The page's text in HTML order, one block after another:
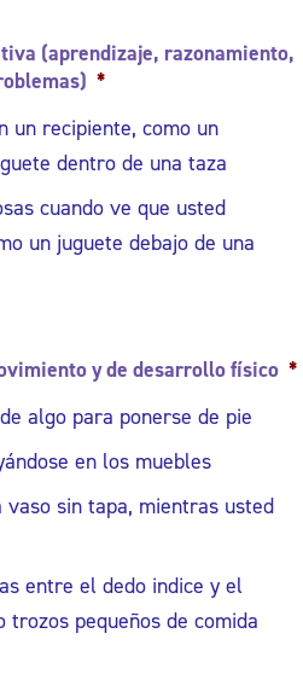
(aprendizaje, razonamiento,
*
un recipiente, como un
dentro de una taza
cuando ve que usted
un juguete debajo de una
y de desarrollo físico *
algo para ponerse de pie
en los muebles
vaso sin tapa, mientras usted
entre el dedo indice y el
trozos pequeños de comida